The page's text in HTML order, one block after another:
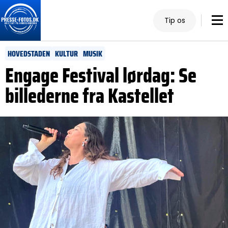
Tip os
HOVEDSTADEN KULTUR MUSIK
Engage Festival lørdag: Se
billederne fra Kastellet